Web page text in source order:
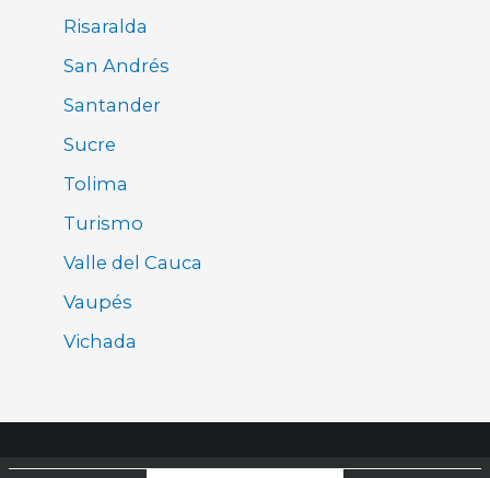
Risaralda
San Andrés
Santander
Sucre
Tolima
Turismo
Valle del Cauca
Vaupés
Vichada